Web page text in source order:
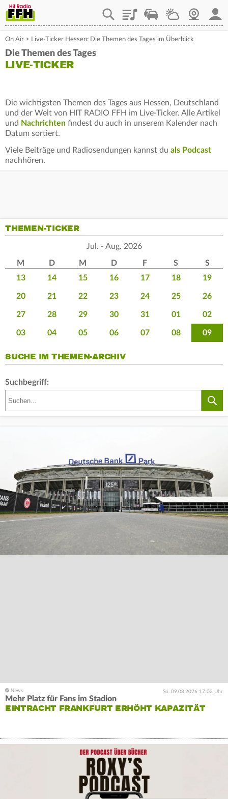
PlaylistStaupilotWetterWebcam
On Air > Live-Ticker Hessen: Die Themen des Tages im Überblick
Die Themen des Tages
LIVE-TICKER
Die wichtigsten Themen des Tages aus Hessen, Deutschland
und der Welt von HIT RADIO FFH im Live-Ticker. Alle Artikel
und Nachrichten findest du auch in unserem Kalender nach
Datum sortiert.
Viele Beiträge und Radiosendungen kannst du als Podcast
nachhören.
THEMEN-TICKER
Jul. - Aug. 2026
M D M D F S
S
13
14 15 16 17 18 19
20 21 22 23 24 25 26
27 28 29 30 31 01 02
03 04 05 06 07 08 09
SUCHE IM THEMEN-ARCHIV
Suchbegriff:
So. 09.08.2026 17:02 Uhr
Mehr Platz für Fans im Stadion
EINTRACHT FRANKFURT ERHÖHT KAPAZITÄT